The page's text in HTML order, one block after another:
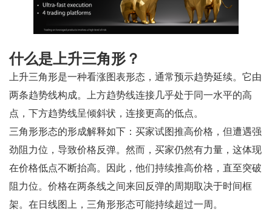
什么是上升三角形？
上升三角形是一种看涨图表形态，通常预示趋势延续。它由
两条趋势线构成。上方趋势线连接几乎处于同一水平的高
点，下方趋势线呈倾斜状，连接更高的低点。
三角形形态的形成解释如下：买家试图推高价格，但遭遇强
劲阻力位，导致价格反弹。然而，买家仍然有力量，这体现
在价格低点不断抬高。因此，他们持续推高价格，直至突破
阻力位。价格在两条线之间来回反弹的周期取决于时间框
架。在日线图上，三角形形态可能持续超过一周。